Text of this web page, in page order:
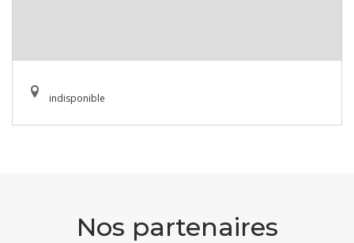
indisponible
Nos partenaires